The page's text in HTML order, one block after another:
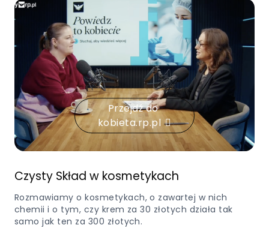
Przejdź do
kobieta.rp.pl
Czysty Skład w kosmetykach
Rozmawiamy o kosmetykach, o zawartej w nich
chemii i o tym, czy krem za 30 złotych działa tak
samo jak ten za 300 złotych.